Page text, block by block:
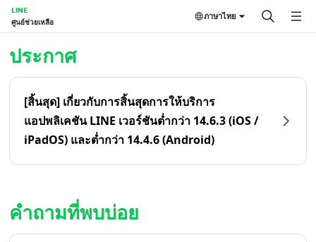
LINE
ศูนย์ช่วยเหลือ
ภาษาไทย
ประกาศ
[สิ้นสุด] เกี่ยวกับการสิ้นสุดการให้บริการ
แอปพลิเคชัน LINE เวอร์ชันต่ำกว่า 14.6.3 (iOS /
iPadOS) และต่ำกว่า 14.4.6 (Android)
คำถามที่พบบ่อย